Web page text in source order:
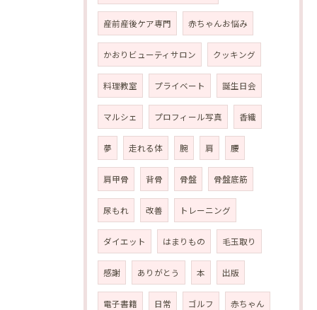
産前産後ケア専門 赤ちゃんお悩み
かおりビューティサロン クッキング
料理教室 プライベート 誕生日会
マルシェ プロフィール写真 香織
夢 走れる体 腕 肩 腰
肩甲骨 背骨 骨盤 骨盤底筋
尿もれ 改善 トレーニング
ダイエット はまりもの 毛玉取り
感謝 ありがとう 本 出版
電子書籍 日常 ゴルフ 赤ちゃん